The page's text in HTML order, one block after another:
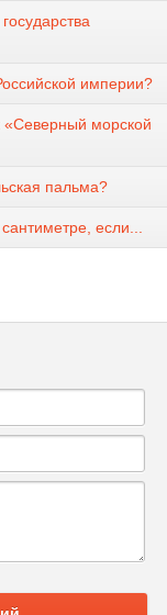
империи?
«Северный морской
пальма?
если...